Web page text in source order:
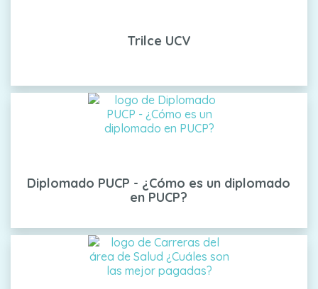
Trilce UCV
Diplomado PUCP - ¿Cómo es un diplomado
en PUCP?